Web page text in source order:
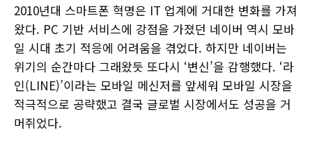
2010년대 스마트폰 혁명은 IT 업계에 거대한 변화를 가져
왔다. PC 기반 서비스에 강점을 가졌던 네이버 역시 모바
일 시대 초기 적응에 어려움을 겪었다. 하지만 네이버는
위기의 순간마다 그래왔듯 또다시 ‘변신’을 감행했다. ‘라
인(LINE)’이라는 모바일 메신저를 앞세워 모바일 시장을
적극적으로 공략했고 결국 글로벌 시장에서도 성공을 거
머쥐었다.